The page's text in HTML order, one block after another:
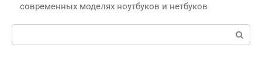
современных моделях ноутбуков и нетбуков
Поиск: